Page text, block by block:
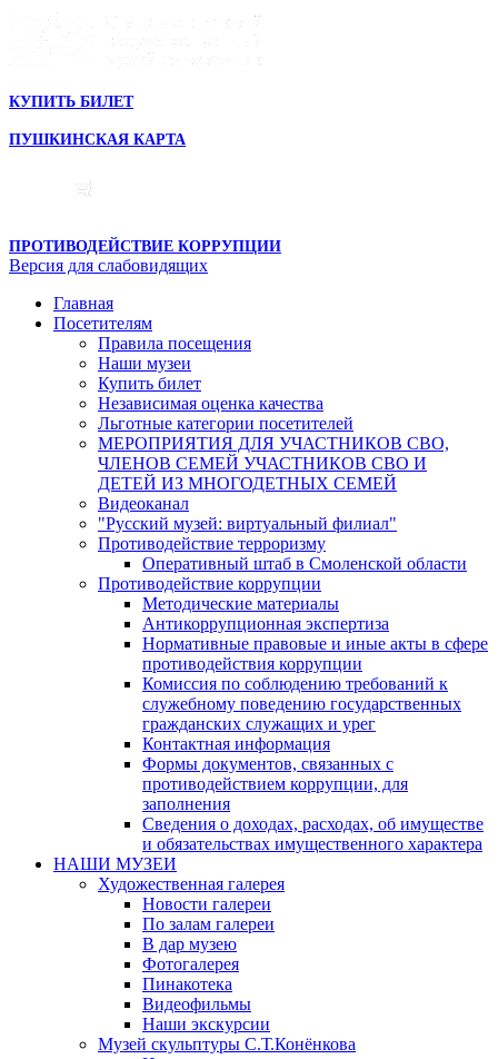
КУПИТЬ БИЛЕТ
ПУШКИНСКАЯ КАРТА
ПРОТИВОДЕЙСТВИЕ КОРРУПЦИИ
Версия для слабовидящих
Главная
Посетителям
Правила посещения
Наши музеи
Купить билет
Независимая оценка качества
Льготные категории посетителей
МЕРОПРИЯТИЯ ДЛЯ УЧАСТНИКОВ СВО,
ЧЛЕНОВ СЕМЕЙ УЧАСТНИКОВ СВО И
ДЕТЕЙ ИЗ МНОГОДЕТНЫХ СЕМЕЙ
Видеоканал
"Русский музей: виртуальный филиал"
Противодействие терроризму
Оперативный штаб в Смоленской области
Противодействие коррупции
Методические материалы
Антикоррупционная экспертиза
Нормативные правовые и иные акты в сфере
противодействия коррупции
Комиссия по соблюдению требований к
служебному поведению государственных
гражданских служащих и урег
Контактная информация
Формы документов, связанных с
противодействием коррупции, для
заполнения
Сведения о доходах, расходах, об имуществе
и обязательствах имущественного характера
НАШИ МУЗЕИ
Художественная галерея
Новости галереи
По залам галереи
В дар музею
Фотогалерея
Пинакотека
Видеофильмы
Наши экскурсии
Музей скульптуры С.Т.Конёнкова